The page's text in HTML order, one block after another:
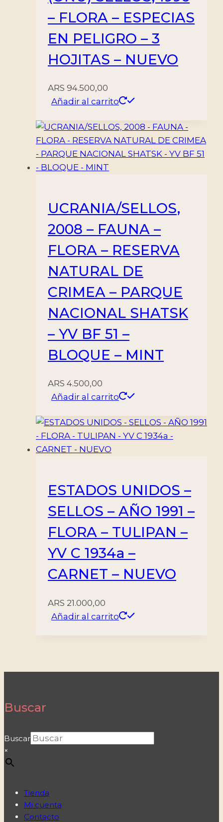
– FLORA – ESPECIAS
EN PELIGRO – 3
HOJITAS – NUEVO
ARS 94.500,00
Añadir al carrito
UCRANIA/SELLOS,
2008 – FAUNA –
FLORA – RESERVA
NATURAL DE
CRIMEA – PARQUE
NACIONAL SHATSK
– YV BF 51 –
BLOQUE – MINT
ARS 4.500,00
Añadir al carrito
ESTADOS UNIDOS –
SELLOS – AÑO 1991 –
FLORA – TULIPAN –
YV C 1934a –
CARNET – NUEVO
ARS 21.000,00
Añadir al carrito
Buscar
Buscar
×
Tienda
Mi cuenta
Contacto